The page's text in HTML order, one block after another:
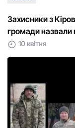
Захисники з
громади назвали
10 квітня